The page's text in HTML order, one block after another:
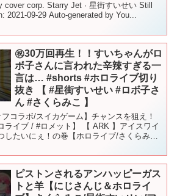
cover corp. Starry Jet · 星街すいせい Still
2021-09-29 Auto-generated by You...
㊗️30万回再生！！すいちゃんがロ
ボ子さんに言われた辛辣すぎる一
言は… #shorts #ホロライブ切り
抜き 【 #星街すいせい #ロボ子さ
ん #さくらみこ 】
コラボ/スイカゲーム】チャンスを狙え！
ライブ / #ロメット】 【 ARK 】アイスワイ
したいにぇ！の巻【ホロライブ/さくらみ
ピストンされるアンハッピーガス
トと羊【にじさんじ＆ホロライ